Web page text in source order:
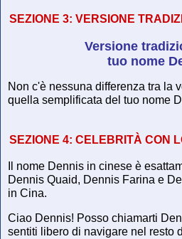
SEZIONE 3: VERSIONE
Versione
tuo nome
Non c'è nessuna differenza tra la
quella semplificata del tuo nome
SEZIONE 4: CELEBRITÀ CON
Il nome Dennis in cinese è
Dennis Quaid, Dennis Farina e
in Cina.
Ciao Dennis! Posso chiamarti
sentiti libero di navigare nel resto